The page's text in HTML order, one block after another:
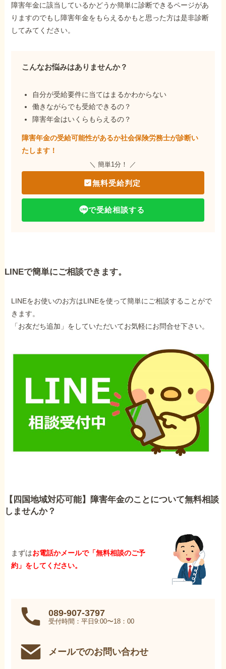
障害年金に該当しているかどうか簡単に診断できるページがあ
りますのでもし障害年金をもらえるかもと思った方は是非診断
してみてください。
こんなお悩みはありませんか？
自分が受給要件に当てはまるかわからない
働きながらでも受給できるの？
障害年金はいくらもらえるの？
障害年金の受給可能性があるか社会保険労務士が診断い
たします！
＼ 簡単1分！ ／
無料受給判定
で受給相談する
LINEで簡単にご相談できます。
LINEをお使いのお方はLINEを使って簡単にご相談することがで
きます。
「お友だち追加」をしていただいてお気軽にお問合せ下さい。
【四国地域対応可能】障害年金のことについて無料相談
しませんか？
まずはお電話かメールで「無料相談のご予
約」をしてください。
089-907-3797
受付時間：平日9:00〜18：00
メールでのお問い合わせ